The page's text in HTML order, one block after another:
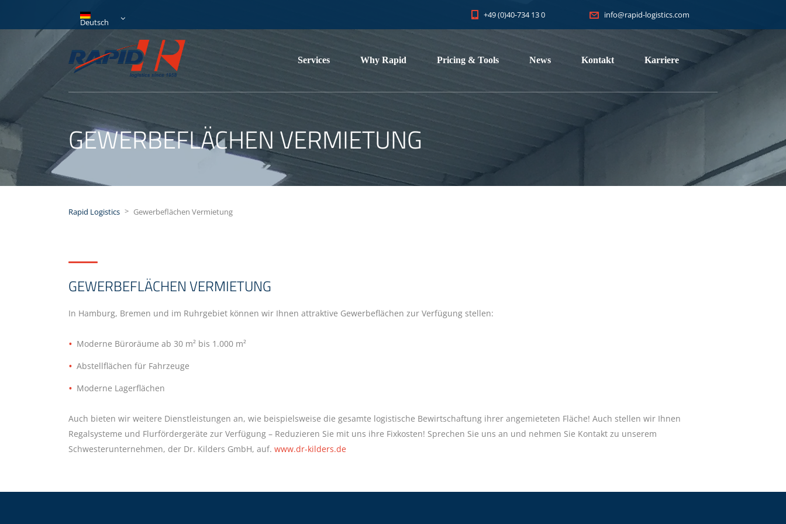
Deutsch
+49 (0)40-734 13 0 info@rapid-logistics.com
Services Why Rapid Pricing & Tools News Kontakt Karriere
GEWERBEFLÄCHEN VERMIETUNG
Rapid Logistics > Gewerbeflächen Vermietung
GEWERBEFLÄCHEN VERMIETUNG
In Hamburg, Bremen und im Ruhrgebiet können wir Ihnen attraktive Gewerbeflächen zur Verfügung stellen:
Moderne Büroräume ab 30 m² bis 1.000 m²
Abstellflächen für Fahrzeuge
Moderne Lagerflächen
Auch bieten wir weitere Dienstleistungen an, wie beispielsweise die gesamte logistische Bewirtschaftung ihrer angemieteten Fläche! Auch stellen wir Ihnen
Regalsysteme und Flurfördergeräte zur Verfügung – Reduzieren Sie mit uns ihre Fixkosten! Sprechen Sie uns an und nehmen Sie Kontakt zu unserem
Schwesterunternehmen, der Dr. Kilders GmbH, auf. www.dr-kilders.de